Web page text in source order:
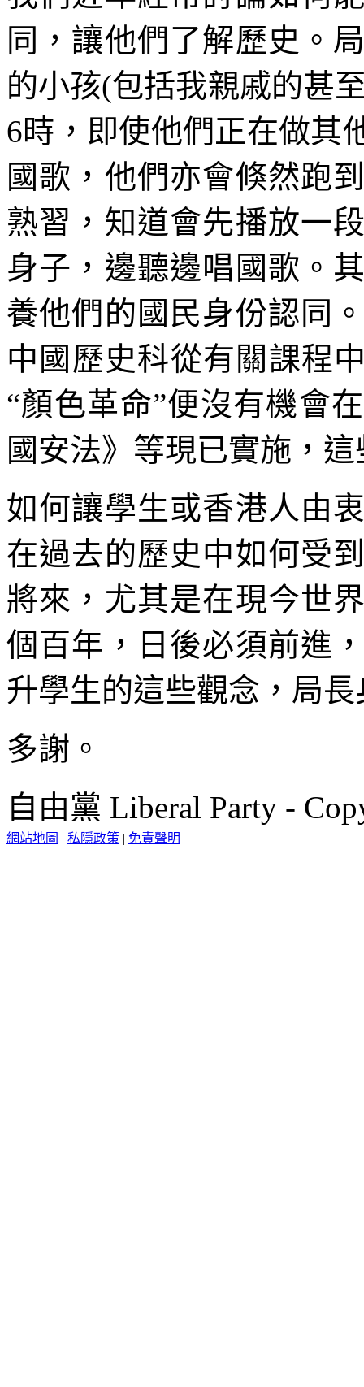
同，讓他們了解歷史。
的小孩(包括我親戚的甚
6時，即使他們正在做其
國歌，他們亦會倏然跑
熟習，知道會先播放一
身子，邊聽邊唱國歌。
養他們的國民身份認同
中國歷史科從有關課程
“顏色革命”便沒有機會
國安法》等現已實施，
如何讓學生或香港人由
在過去的歷史中如何受
將來，尤其是在現今世
個百年，日後必須前進
升學生的這些觀念，局
多謝。
自由黨 Liberal Party -
網站地圖 | 私隱政策 | 免責聲明